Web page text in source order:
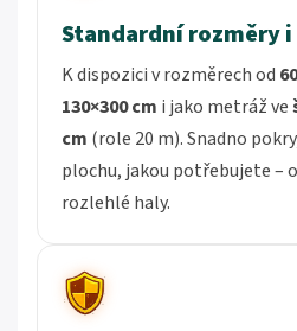
Standardní rozměry
K dispozici v rozměrech od
130×300 cm i jako metráž ve
cm (role 20 m). Snadno
plochu, jakou potřebujete –
rozlehlé haly.